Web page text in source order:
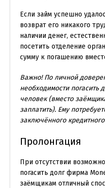
Если займ успешно
возврат его никакого
наличии денег,
посетить отделение
сумму к погашению
Важно! По личной
необходимости погасить
человек (вместо
заплатить). Ему
заключённого
Пролонгация
При отсутствии
погасить долг фирма
заёмщикам отличный